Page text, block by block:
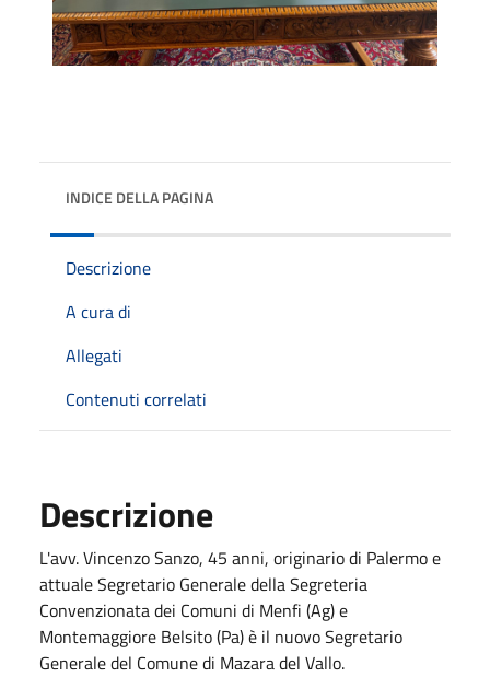
INDICE DELLA PAGINA
Descrizione
A cura di
Allegati
Contenuti correlati
Descrizione
L'avv. Vincenzo Sanzo, 45 anni, originario di Palermo e
attuale Segretario Generale della Segreteria
Convenzionata dei Comuni di Menfi (Ag) e
Montemaggiore Belsito (Pa) è il nuovo Segretario
Generale del Comune di Mazara del Vallo.